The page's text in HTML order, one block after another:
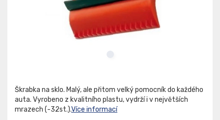
Škrabka na sklo. Malý, ale přitom velký pomocník do každého
auta. Vyrobeno z kvalitního plastu, vydrží i v největších
mrazech (-32st.).Více informací